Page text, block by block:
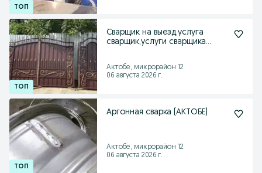
Сварщик на выезд,услуга
сварщик,услуги сварщика
Актобе, микрорайон 12
06 августа 2026 г.
Аргонная сварка (АКТОБЕ)
Актобе, микрорайон 12
06 августа 2026 г.